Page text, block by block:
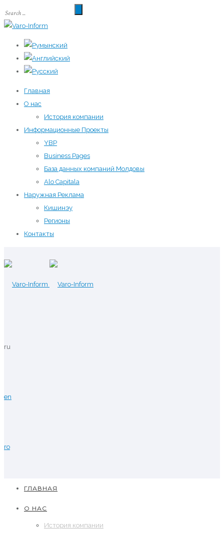
Главная
О нас
История компании
Информационные Проекты
YBP
Business Pages
База данных компаний Молдовы
Alo Capitala
Наружная Реклама
Кишинэу
Регионы
Контакты
ru
en
ro
ГЛАВНАЯ
О НАС
История компании